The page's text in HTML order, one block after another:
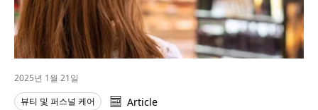
2025년 1월 21일
뷰티 및 퍼스널 케어
Article